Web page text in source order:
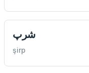
شرپ
şirp